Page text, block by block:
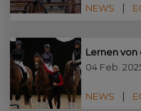
NEWS
Lernen
04 Feb.
NEWS